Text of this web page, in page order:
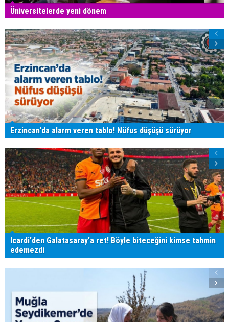
Üniversitelerde yeni dönem
Erzincan'da alarm veren tablo! Nüfus düşüşü sürüyor
Icardi'den Galatasaray'a ret! Böyle biteceğini kimse tahmin
edemezdi